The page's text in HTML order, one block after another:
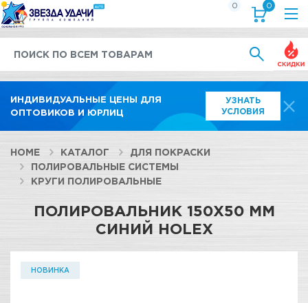
ИНДИВИДУАЛЬНЫЕ ЦЕНЫ ДЛЯ
ОПТОВИКОВ И ЮРЛИЦ
УЗНАТЬ
УСЛОВИЯ
0 0
HOME КАТАЛОГ
ДЛЯ ПОКРАСКИ
ПОЛИРОВАЛЬНЫЕ СИСТЕМЫ
КРУГИ ПОЛИРОВАЛЬНЫЕ
ПОЛИРОВАЛЬНИК 150X50 ММ
СИНИЙ HOLEX
НОВИНКА